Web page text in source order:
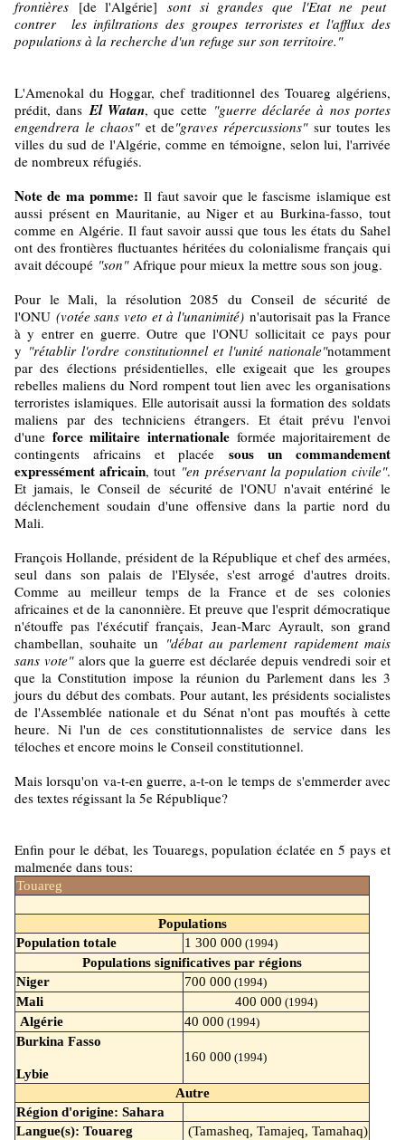
frontières [de l'Algérie] sont si grandes que l'Etat ne peut
contrer les infiltrations des groupes terroristes et l'afflux des
populations à la recherche d'un refuge sur son territoire."
L'Amenokal du Hoggar, chef traditionnel des Touareg algériens,
prédit, dans El Watan, que cette "guerre déclarée à nos portes
engendrera le chaos"et de"graves répercussions"sur toutes les
villes du sud de l'Algérie, comme en témoigne, selon lui, l'arrivée
de nombreux réfugiés.
Note de ma pomme: Il faut savoir que le fascisme islamique est
aussi présent en Mauritanie, au Niger et au Burkina-fasso, tout
comme en Algérie. Il faut savoir aussi que tous les états du Sahel
ont des frontières fluctuantes héritées du colonialisme français qui
avait découpé "son"Afrique pour mieux la mettre sous son joug.
Pour le Mali, la résolution 2085 du Conseil de sécurité de
l'ONU (votée sans veto et à l'unanimité) n'autorisait pas la France
à y entrer en guerre. Outre que l'ONU sollicitait ce pays pour
y "rétablir l'ordre constitutionnel et l'unité nationale"notamment
par des élections présidentielles, elle exigeait que les groupes
rebelles maliens du Nord rompent tout lien avec les organisations
terroristes islamiques. Elle autorisait aussi la formation des soldats
maliens par des techniciens étrangers. Et était prévu l'envoi
d'uneforce militaire internationaleformée majoritairement de
contingents africains et placée sous un commandement
expressément africain, tout "en préservant la population civile".
Et jamais, le Conseil de sécurité de l'ONU n'avait entériné le
déclenchement soudain d'une offensive dans la partie nord du
Mali.
François Hollande, président de la République et chef des armées,
seul dans son palais de l'Elysée, s'est arrogé d'autres droits.
Comme au meilleur temps de la France et de ses colonies
africaines et de la canonnière. Et preuve que l'esprit démocratique
n'étouffe pas l'éxécutif français, Jean-Marc Ayrault, son grand
chambellan, souhaite un "débat au parlement rapidement mais
sans vote"alors que la guerre est déclarée depuis vendredi soir et
que la Constitution impose la réunion du Parlement dans les 3
jours du début des combats. Pour autant, les présidents socialistes
de l'Assemblée nationale et du Sénat n'ont pas mouftés à cette
heure. Ni l'un de ces constitutionnalistes de service dans les
téloches et encore moins le Conseil constitutionnel.
Mais lorsqu'on va-t-en guerre, a-t-on le temps de s'emmerder avec
des textes régissant la 5e République?
Enfin pour le débat, les Touaregs, population éclatée en 5 pays et
malmenée dans tous:
Touareg
Populations
Population totale
1 300 000 (1994)
Populations significatives par régions
Niger
700 000 (1994)
Mali 400 000 (1994)
Algérie 40 000 (1994)
Burkina Fasso
Lybie
160 000 (1994)
Autre
Région d'origine: Sahara
Langue(s): Touareg
(Tamasheq, Tamajeq, Tamahaq)